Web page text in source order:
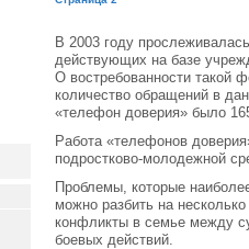
В 2003 году
действующих на базе
О востребованности такой
количество обращений в
«телефон доверия» было
Работа «телефонов
подростково-молодежной
Проблемы, которые
можно разбить на
конфликты в семье между
боевых действий.